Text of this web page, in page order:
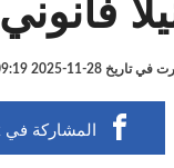
فانوني
في تاريخ 28-11-2025 09:19 PM
المشاركة في Facebook